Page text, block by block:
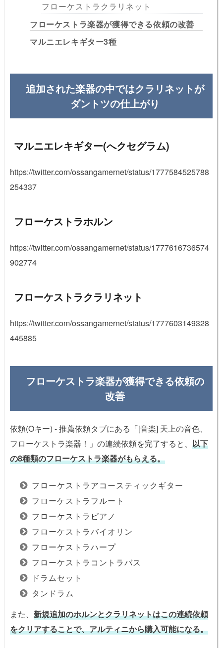
フローケストラクラリネット
フローケストラ楽器が獲得できる依頼の改善
マルニエレキギター3種
追加された楽器の中ではクラリネットが
ダントツの仕上がり
マルニエレキギター(へクセグラム)
https://twitter.com/ossangamernet/status/1777584525788
254337
フローケストラホルン
https://twitter.com/ossangamernet/status/1777616736574
902774
フローケストラクラリネット
https://twitter.com/ossangamernet/status/1777603149328
445885
フローケストラ楽器が獲得できる依頼の
改善
依頼(Oキー) - 推薦依頼タブにある「[音楽] 天上の音色、
フローケストラ楽器！」の連続依頼を完了すると、 以下
の8種類のフローケストラ楽器がもらえる。
フローケストラアコースティックギター
フローケストラフルート
フローケストラピアノ
フローケストラバイオリン
フローケストラハープ
フローケストラコントラバス
ドラムセット
タンドラム
また、 新規追加のホルンとクラリネットはこの連続依頼
をクリアすることで、アルティニから購入可能になる。